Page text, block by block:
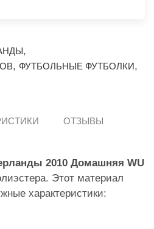
,
, ФУТБОЛЬНЫЕ ФУТБОЛКИ,
ОТЗЫВЫ
2010 Домашняя WU
Этот материал
характеристики: